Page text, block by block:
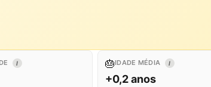
I 🎂IDADE MÉDIA I
+0,2 anos